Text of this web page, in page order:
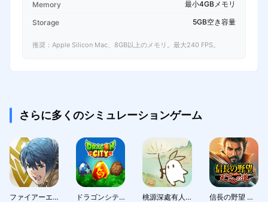
Memory 最小4GBメモリ
Storage 5GB空き容量
推奨：Apple Silicon Mac、8GB以上のメモリ。最大240 FPS。
さらに多くのシミュレーションゲーム
ファイアーエムブレム ヒーローズ ドラゴンシティ (Dragon City) 桃源深處有人家 - 1.5周年慶 信長の野望 天下への道